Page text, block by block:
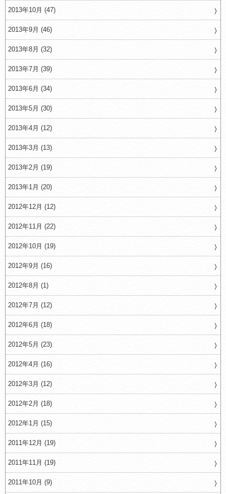
2013年10月 (47)
2013年9月 (46)
2013年8月 (32)
2013年7月 (39)
2013年6月 (34)
2013年5月 (30)
2013年4月 (12)
2013年3月 (13)
2013年2月 (19)
2013年1月 (20)
2012年12月 (12)
2012年11月 (22)
2012年10月 (19)
2012年9月 (16)
2012年8月 (1)
2012年7月 (12)
2012年6月 (18)
2012年5月 (23)
2012年4月 (16)
2012年3月 (12)
2012年2月 (18)
2012年1月 (15)
2011年12月 (19)
2011年11月 (19)
2011年10月 (9)